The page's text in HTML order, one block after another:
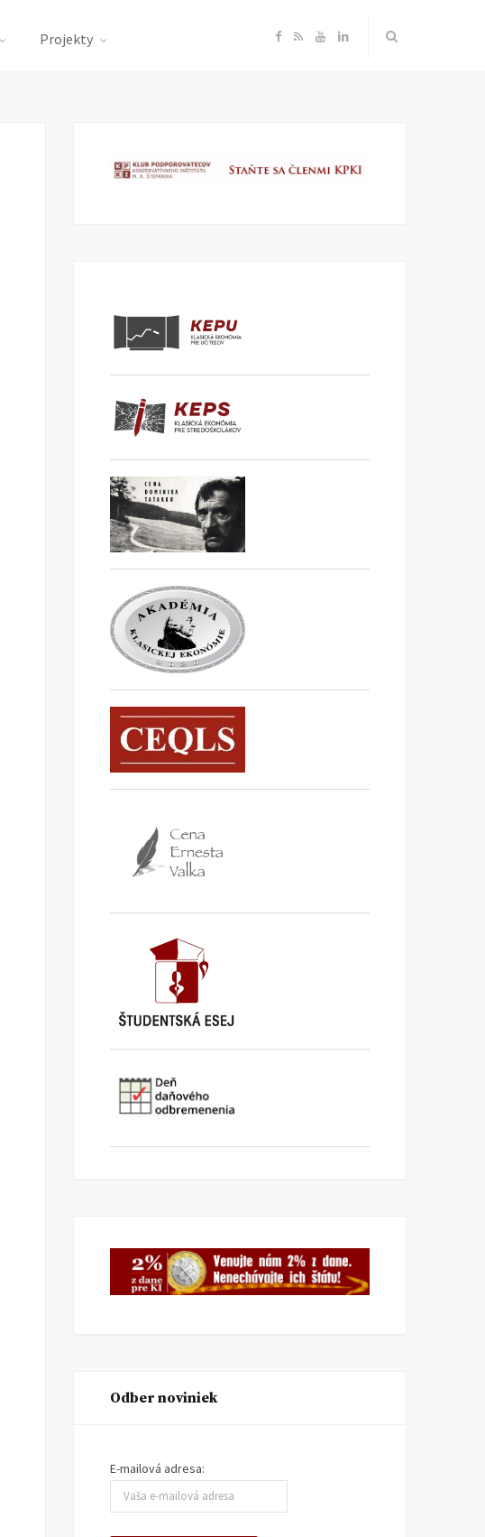
Projekty F
e
R Y
T
L
k
Odber noviniek
E-mailová adresa: